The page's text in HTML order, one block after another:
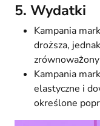
5. Wydatki
Kampania
droższa,
Kampania
elastyczne i
określone